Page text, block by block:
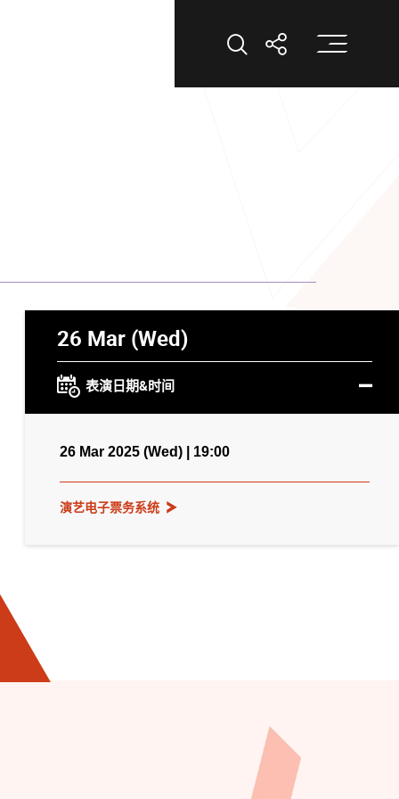
打开搜索打开分享打
26 Mar (Wed)
表演日期&时间
26 Mar 2025 (Wed) | 19:00
演艺电子票务系统